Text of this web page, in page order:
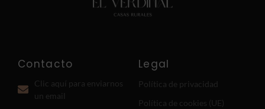
Contacto
Clic aquí para enviarnos
un email
Legal
Política de privacidad
Política de cookies (UE)